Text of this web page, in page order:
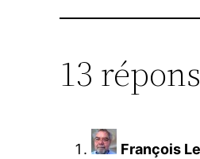
13
François